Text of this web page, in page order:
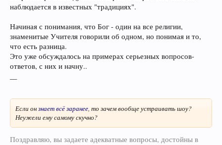
наблюдается в известных "традициях".
Начиная с понимания, что Бог - один на все религии,
знаменитые Учителя говорили об одном, но понимая и то,
что есть разница.
Это уже обсуждалось на примерах серьезных вопросов-
ответов, с них и начну..
Если онзнает всё заранее, то зачем вообще устраивать шоу?
Неужели ему самому скучно?
Поздравляю, вы задаете адекватные вопросы, достойны в